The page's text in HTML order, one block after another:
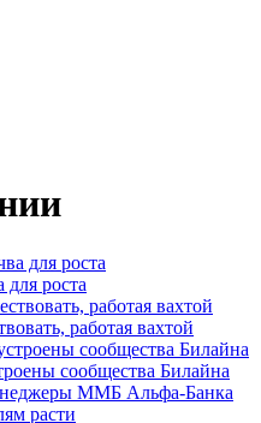
роста
работая вахтой
сообщества Билайна